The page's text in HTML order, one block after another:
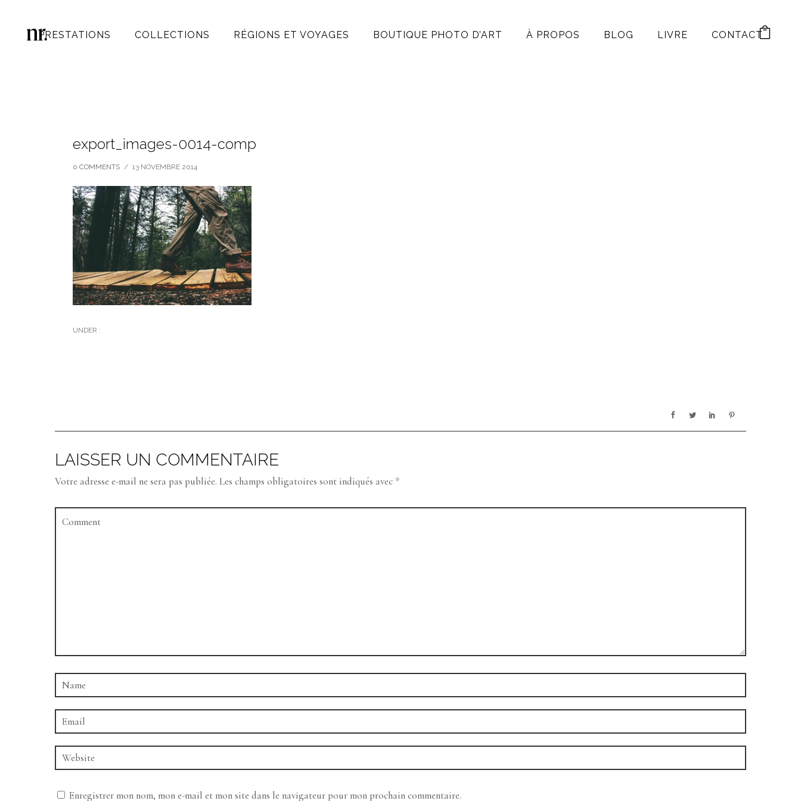
PRESTATIONS COLLECTIONS RÉGIONS ET VOYAGES BOUTIQUE PHOTO D’ART À PROPOS BLOG LIVRE CONTACT
export_images-0014-comp
0 COMMENTS / 13 NOVEMBRE 2014
UNDER :
LAISSER UN COMMENTAIRE
Votre adresse e-mail ne sera pas publiée. Les champs obligatoires sont indiqués avec *
Enregistrer mon nom, mon e-mail et mon site dans le navigateur pour mon prochain commentaire.